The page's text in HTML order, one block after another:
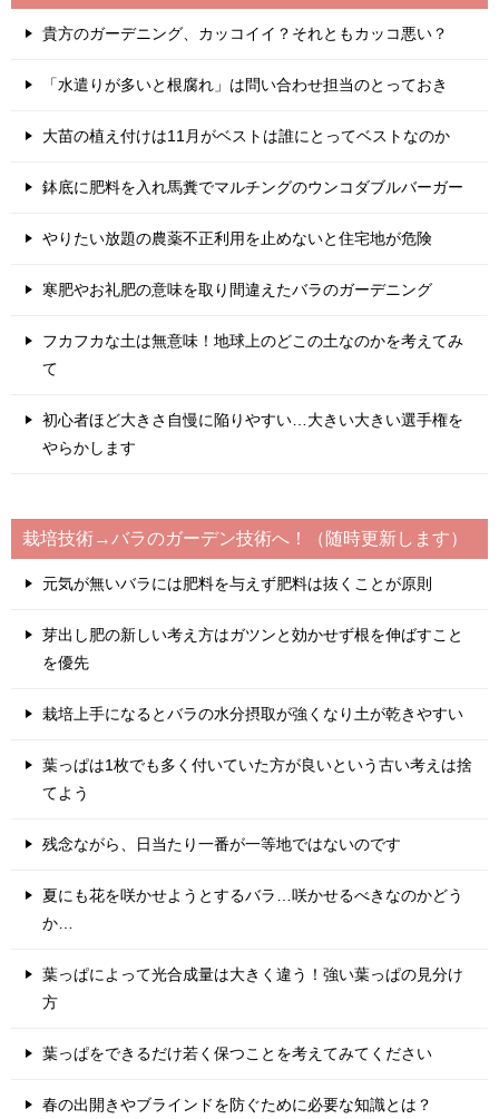
貴方のガーデニング、カッコイイ？それともカッコ悪い？
「水遣りが多いと根腐れ」は問い合わせ担当のとっておき
大苗の植え付けは11月がベストは誰にとってベストなのか
鉢底に肥料を入れ馬糞でマルチングのウンコダブルバーガー
やりたい放題の農薬不正利用を止めないと住宅地が危険
寒肥やお礼肥の意味を取り間違えたバラのガーデニング
フカフカな土は無意味！地球上のどこの土なのかを考えてみ
て
初心者ほど大きさ自慢に陥りやすい…大きい大きい選手権を
やらかします
栽培技術→バラのガーデン技術へ！（随時更新します）
元気が無いバラには肥料を与えず肥料は抜くことが原則
芽出し肥の新しい考え方はガツンと効かせず根を伸ばすこと
を優先
栽培上手になるとバラの水分摂取が強くなり土が乾きやすい
葉っぱは1枚でも多く付いていた方が良いという古い考えは捨
てよう
残念ながら、日当たり一番が一等地ではないのです
夏にも花を咲かせようとするバラ…咲かせるべきなのかどう
か…
葉っぱによって光合成量は大きく違う！強い葉っぱの見分け
方
葉っぱをできるだけ若く保つことを考えてみてください
春の出開きやブラインドを防ぐために必要な知識とは？